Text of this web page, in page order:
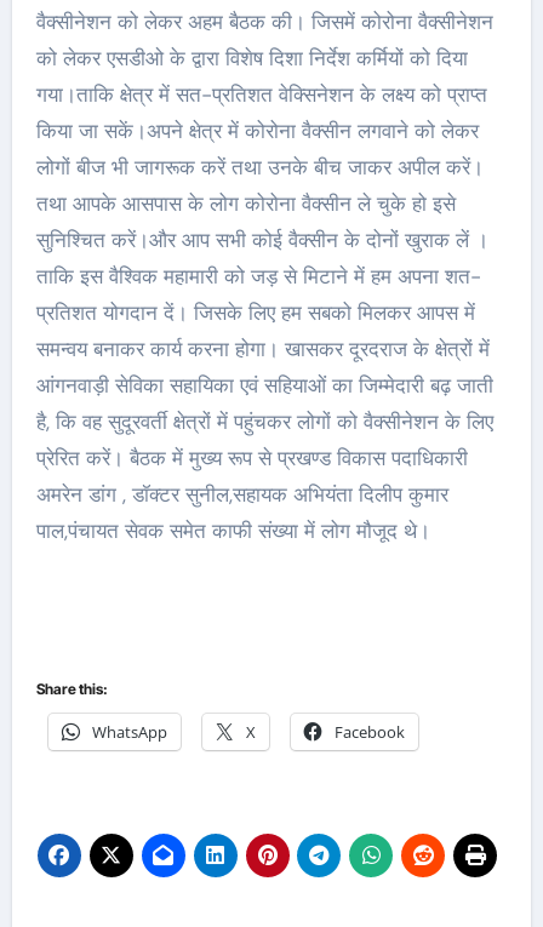
वैक्सीनेशन को लेकर अहम बैठक की। जिसमें कोरोना वैक्सीनेशन
को लेकर एसडीओ के द्वारा विशेष दिशा निर्देश कर्मियों को दिया
गया।ताकि क्षेत्र में सत-प्रतिशत वेक्सिनेशन के लक्ष्य को प्राप्त
किया जा सकें।अपने क्षेत्र में कोरोना वैक्सीन लगवाने को लेकर
लोगों बीज भी जागरूक करें तथा उनके बीच जाकर अपील करें।
तथा आपके आसपास के लोग कोरोना वैक्सीन ले चुके हो इसे
सुनिश्चित करें।और आप सभी कोई वैक्सीन के दोनों खुराक लें ।
ताकि इस वैश्विक महामारी को जड़ से मिटाने में हम अपना शत-
प्रतिशत योगदान दें। जिसके लिए हम सबको मिलकर आपस में
समन्वय बनाकर कार्य करना होगा। खासकर दूरदराज के क्षेत्रों में
आंगनवाड़ी सेविका सहायिका एवं सहियाओं का जिम्मेदारी बढ़ जाती
है, कि वह सुदूरवर्ती क्षेत्रों में पहुंचकर लोगों को वैक्सीनेशन के लिए
प्रेरित करें। बैठक में मुख्य रूप से प्रखण्ड विकास पदाधिकारी
अमरेन डांग , डॉक्टर सुनील,सहायक अभियंता दिलीप कुमार
पाल,पंचायत सेवक समेत काफी संख्या में लोग मौजूद थे।
Share this:
WhatsApp X Facebook